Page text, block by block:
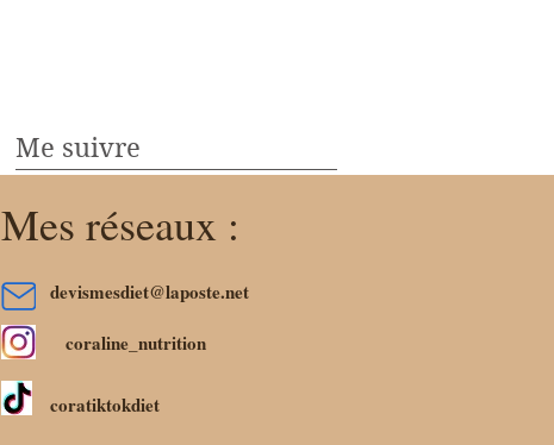
Me suivre
Mes réseaux :
devismesdiet@laposte.net
coraline_nutrition
coratiktokdiet